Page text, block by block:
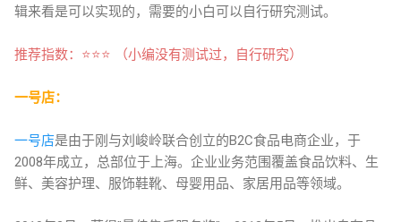
辑来看是可以实现的，需要的小白可以自行研究测试。
推荐指数：⭐⭐⭐ （小编没有测试过，自行研究）
一号店：
一号店是由于刚与刘峻岭联合创立的B2C食品电商企业，于
2008年成立，总部位于上海。企业业务范围覆盖食品饮料、生
鲜、美容护理、服饰鞋靴、母婴用品、家居用品等领域。